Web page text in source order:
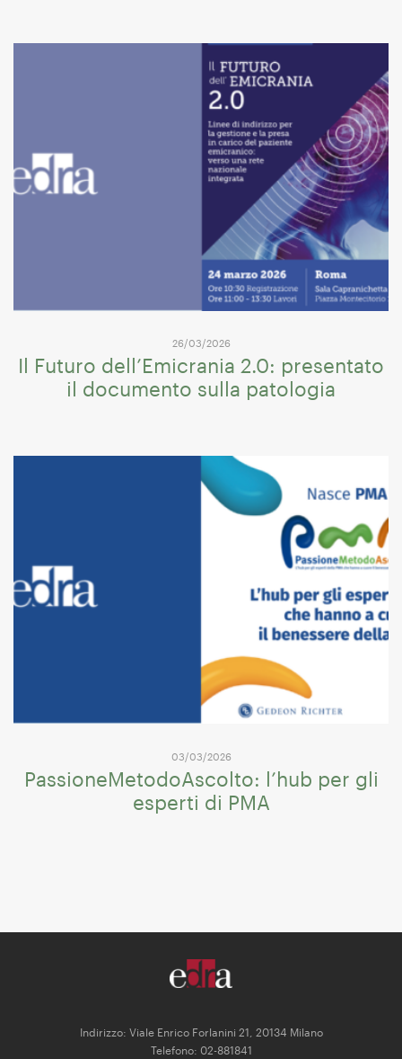
26/03/2026
Il Futuro dell’Emicrania 2.0: presentato
il documento sulla patologia
03/03/2026
PassioneMetodoAscolto: l’hub per gli
esperti di PMA
Indirizzo: Viale Enrico Forlanini 21, 20134 Milano
Telefono: 02-881841